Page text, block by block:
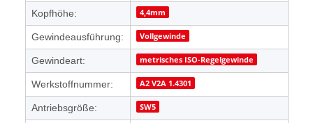
Kopfhöhe: 4,4mm
Gewindeausführung: Vollgewinde
Gewindeart: metrisches ISO-Regelgewinde
Werkstoffnummer: A2 V2A 1.4301
Antriebsgröße: SW5